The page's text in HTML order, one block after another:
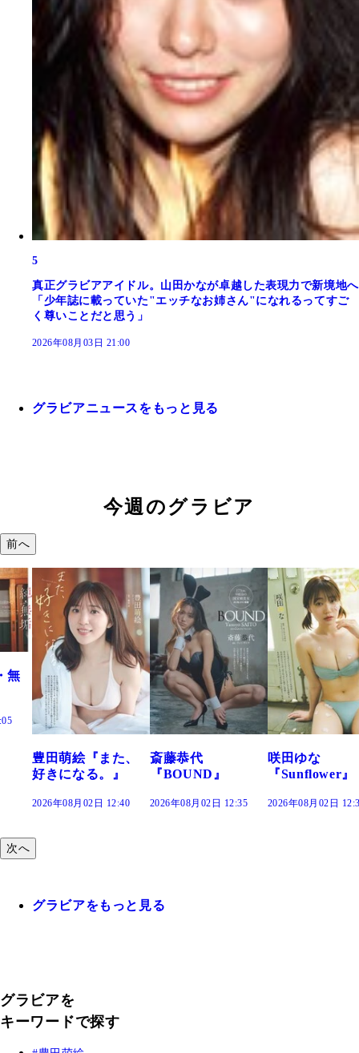
5
真正グラビアアイドル。山田かなが卓越した表現力で新境地へ
「少年誌に載っていた"エッチなお姉さん"になれるってすご
く尊いことだと思う」
2026年08月03日 21:00
グラビアニュースをもっと見る
今週のグラビア
前へ
斎藤恭代
『BOUND』
2026年08月02日 12:35
咲田ゆな
『Sunflower』
2026年08月02日 12:30
藤水咲桜『花
だまり』
2026年08月02日
次へ
グラビアをもっと見る
グラビアを
キーワードで探す